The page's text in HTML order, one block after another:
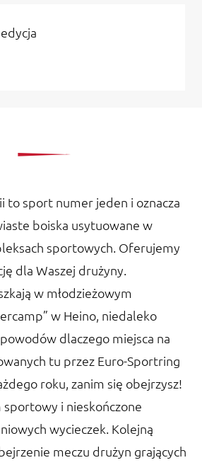
to sport numer jeden i oznacza
boiska usytuowane w
sportowych. Oferujemy
dla Waszej drużyny.
w młodzieżowym
w Heino, niedaleko
dlaczego miejsca na
tu przez Euro-Sportring
roku, zanim się obejrzysz!
i nieskończone
wycieczek. Kolejną
meczu drużyn grających